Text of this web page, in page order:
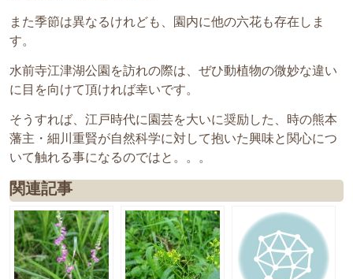
また季節は異なるけれども、園内に他の六花も存在しま
す。
水前寺江津湖公園を訪れの際は、ぜひ動植物の微妙な違い
に目を向けて頂ければ幸いです。
そうすれば、江戸時代に園芸を大いに奨励した、時の熊本
藩主・細川重賢が自然科学に対して抱いた興味と関心につ
いて触れる事になるのではと。。。
関連記事